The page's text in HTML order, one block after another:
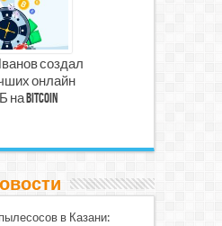
создал
онлайн
на Bitcoin
в Казани: